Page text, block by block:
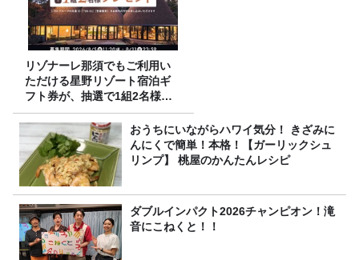
リゾナーレ那須でもご利用い
ただける星野リゾート宿泊ギ
フト券が、抽選で1組2名様に
プレゼント！
おうちにいながらハワイ気分！ きざみに
んにくで簡単！本格！【ガーリックシュ
リンプ】 桃屋のかんたんレシピ
ダブルインパクト2026チャンピオン！滝
音にこねくと！！